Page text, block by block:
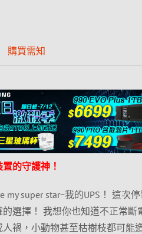
購買需知
的守護神！
my super star~我的UPS！ 這
的選擇！ 我想你也知道不正常
人禍，小動物甚至枯樹枝都可能